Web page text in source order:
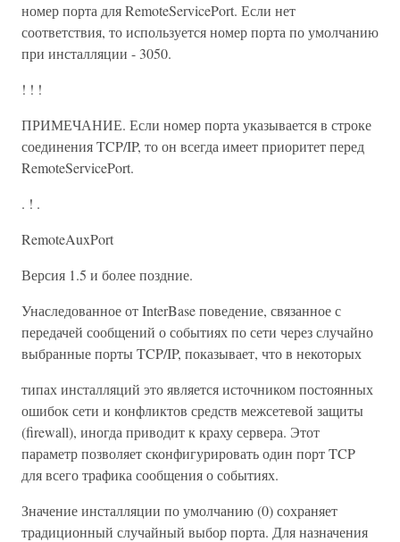
номер порта для RemoteServicePort. Если нет
соответствия, то используется номер порта по умолчанию
при инсталляции - 3050.
! ! !
ПРИМЕЧАНИЕ. Если номер порта указывается в строке
соединения TCP/IP, то он всегда имеет приоритет перед
RemoteServicePort.
. ! .
RemoteAuxPort
Версия 1.5 и более поздние.
Унаследованное от InterBase поведение, связанное с
передачей сообщений о событиях по сети через случайно
выбранные порты TCP/IP, показывает, что в некоторых
типах инсталляций это является источником постоянных
ошибок сети и конфликтов средств межсетевой защиты
(firewall), иногда приводит к краху сервера. Этот
параметр позволяет сконфигурировать один порт TCP
для всего трафика сообщения о событиях.
Значение инсталляции по умолчанию (0) сохраняет
традиционный случайный выбор порта. Для назначения